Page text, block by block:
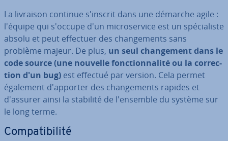
La livraison continue s'inscrit dans une démarche agile :
l'équipe qui s'occupe d'un mi­cro­ser­vice est un spé­cia­liste
absolu et peut effectuer des chan­ge­ments sans
problème majeur. De plus, un seul chan­ge­ment dans le
code source (une nouvelle fonc­tion­na­lité ou la cor­rec­
tion d'un bug) est effectué par version. Cela permet
également d'ap­por­ter des chan­ge­ments rapides et
d'assurer ainsi la stabilité de l'en­semble du système sur
le long terme.
Com­pa­ti­bi­lité